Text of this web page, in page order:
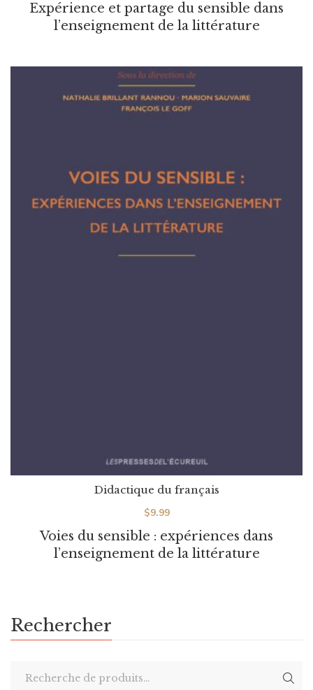
Expérience et partage du sensible dans
l’enseignement de la littérature
Voies du sensible : expériences dans
l’enseignement de la littérature
Didactique du français
$9.99
Rechercher